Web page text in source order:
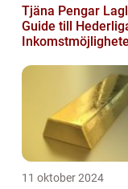
Tjäna Pengar
Guide till
11 oktober 2024